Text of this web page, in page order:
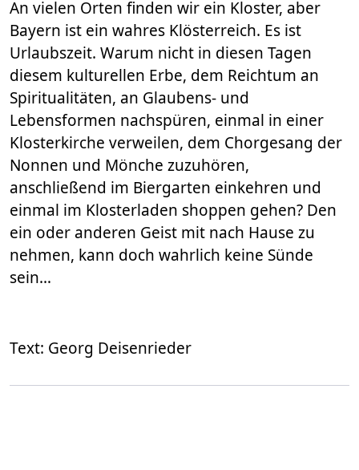
An vielen Orten finden wir ein Kloster, aber
Bayern ist ein wahres Klösterreich. Es ist
Urlaubszeit. Warum nicht in diesen Tagen
diesem kulturellen Erbe, dem Reichtum an
Spiritualitäten, an Glaubens- und
Lebensformen nachspüren, einmal in einer
Klosterkirche verweilen, dem Chorgesang der
Nonnen und Mönche zuzuhören,
anschließend im Biergarten einkehren und
einmal im Klosterladen shoppen gehen? Den
ein oder anderen Geist mit nach Hause zu
nehmen, kann doch wahrlich keine Sünde
sein…
Text: Georg Deisenrieder